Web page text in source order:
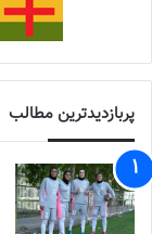
پربازدیدترین مطالب